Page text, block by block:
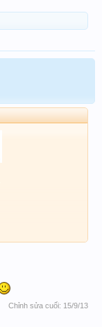
Chỉnh sửa cuối: 15/9/13